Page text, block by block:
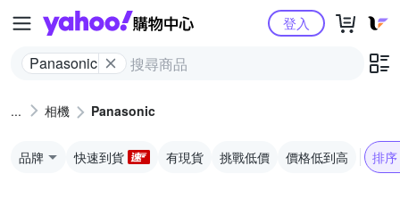
Yahoo購物中心
Panasonic
登入
相機 Panasonic
品牌 快速到貨 有現貨 挑戰低價 價格低到高 排序